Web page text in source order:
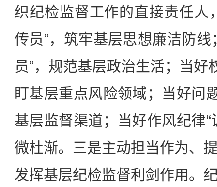
织纪检监督工作的直接责任人
传员”，筑牢基层思想廉洁防线
员”，规范基层政治生活；当好
盯基层重点风险领域；当好问
基层监督渠道；当好作风纪律“
微杜渐。三是主动担当作为、
发挥基层纪检监督利剑作用。